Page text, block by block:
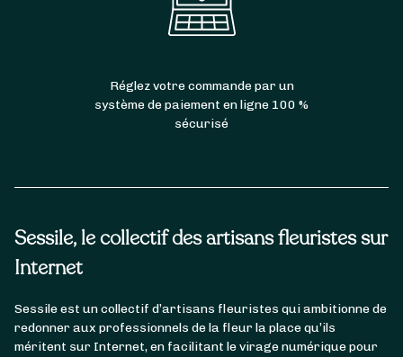
Sessile, le collectif des artisans fleuristes sur
Internet
Sessile est un collectif d’artisans fleuristes qui ambitionne de
redonner aux professionnels de la fleur la place qu’ils
méritent sur Internet, en facilitant le virage numérique pour
Réglez votre commande par un
système de paiement en ligne 100 %
sécurisé